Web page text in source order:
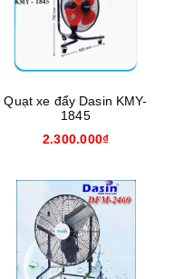
Quạt xe đẩy Dasin KMY-
1845
2.300.000₫